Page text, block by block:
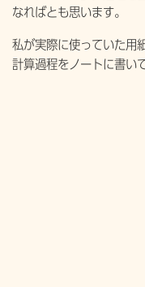
なればとも思います。
私が実際に使っていた用
計算過程をノートに書い